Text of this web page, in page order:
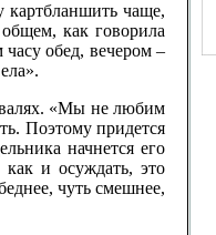
картбланшить чаще,
как говорила
обед, вечером –
«Мы не любим
Поэтому придется
начнется его
как и осуждать, это
чуть смешнее,